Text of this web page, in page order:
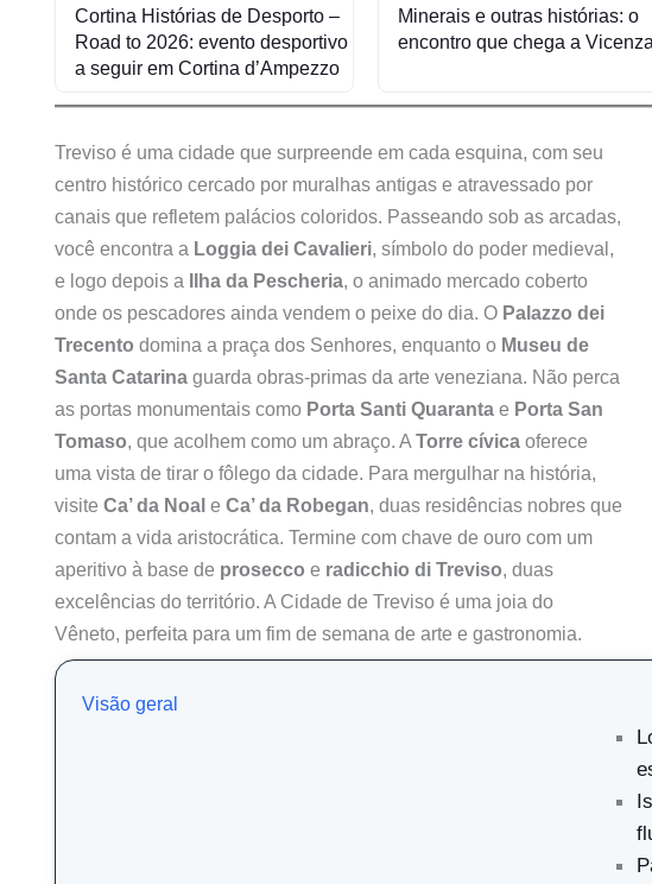
Cortina Histórias de Desporto –
Road to 2026: evento desportivo
a seguir em Cortina d’Ampezzo
Minerais e outras histórias: o
encontro que chega a Vicenza
Treviso é uma cidade que surpreende em cada esquina, com seu
centro histórico cercado por muralhas antigas e atravessado por
canais que refletem palácios coloridos. Passeando sob as arcadas,
você encontra a Loggia dei Cavalieri, símbolo do poder medieval,
e logo depois a
Ilha da Pescheria, o animado mercado coberto
onde os pescadores ainda vendem o peixe do dia. O Palazzo dei
Trecento domina a praça dos Senhores, enquanto o Museu de
Santa Catarina guarda obras-primas da arte veneziana. Não perca
as portas monumentais como Porta Santi Quaranta e Porta San
Tomaso, que acolhem como um abraço. A Torre cívica oferece
uma vista de tirar o fôlego da cidade. Para mergulhar na história,
visite Ca’ da Noal e Ca’ da Robegan, duas residências nobres que
contam a vida aristocrática. Termine com chave de ouro com um
aperitivo à base de prosecco e radicchio di Treviso, duas
excelências do território. A Cidade de Treviso é uma joia do
Vêneto, perfeita para um fim de semana de arte e gastronomia.
Visão geral